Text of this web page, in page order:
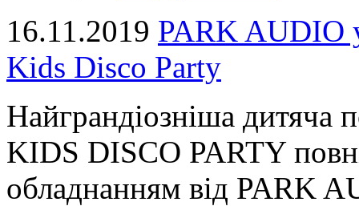
16.11.2019 PARK AUDIO
Kids Disco Party
Найграндіозніша дитяча
KIDS DISCO PARTY
обладнанням від PARK